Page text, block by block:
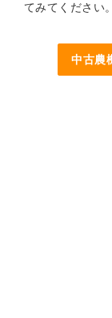
てみてください。
中古農